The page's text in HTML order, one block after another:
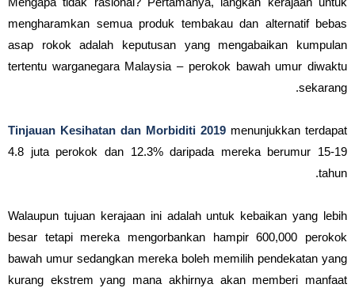
mengharamkan semua produk tembakau dan alternatif bebas
asap rokok adalah keputusan yang mengabaikan kumpulan
tertentu warganegara Malaysia – perokok bawah umur diwaktu
sekarang.
Tinjauan Kesihatan dan Morbiditi 2019 menunjukkan terdapat
4.8 juta perokok dan 12.3% daripada mereka berumur 15-19
tahun.
Walaupun tujuan kerajaan ini adalah untuk kebaikan yang lebih
besar tetapi mereka mengorbankan hampir 600,000 perokok
bawah umur sedangkan mereka boleh memilih pendekatan yang
kurang ekstrem yang mana akhirnya akan memberi manfaat